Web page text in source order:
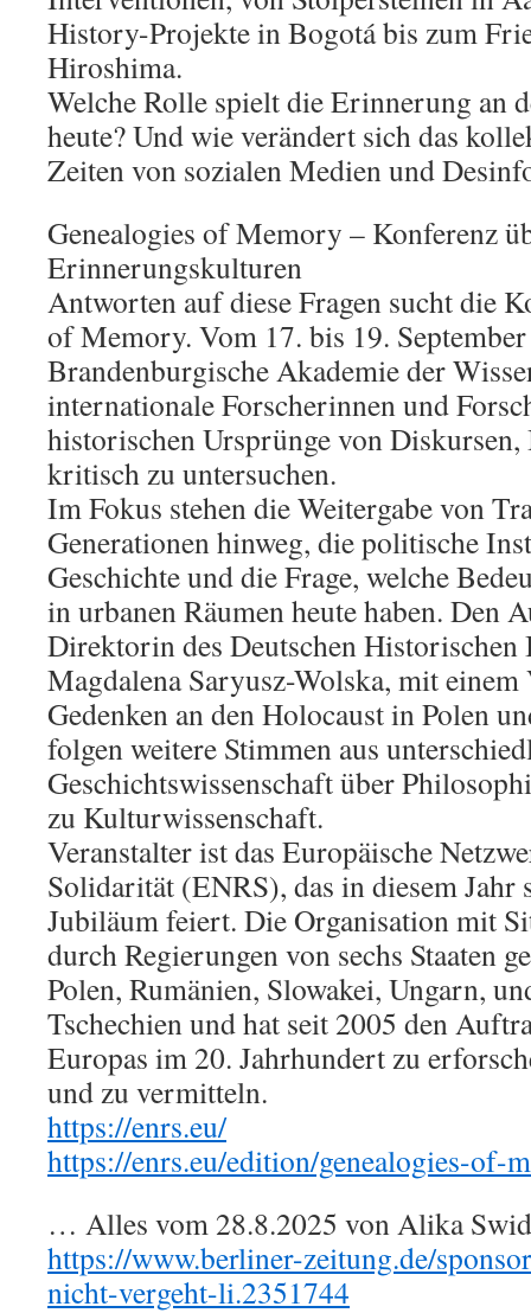
History-Projekte in Bogotá bis zum
Hiroshima.
Welche Rolle spielt die Erinnerung an
heute? Und wie verändert sich das
Zeiten von sozialen Medien und
Genealogies of Memory – Konferenz
Erinnerungskulturen
Antworten auf diese Fragen sucht die
of Memory. Vom 17. bis 19.
Brandenburgische Akademie der
internationale Forscherinnen und
historischen Ursprünge von Diskursen,
kritisch zu untersuchen.
Im Fokus stehen die Weitergabe von
Generationen hinweg, die politische
Geschichte und die Frage, welche
in urbanen Räumen heute haben. Den
Direktorin des Deutschen Historischen
Magdalena Saryusz-Wolska, mit einem
Gedenken an den Holocaust in Polen
folgen weitere Stimmen aus
Geschichtswissenschaft über
zu Kulturwissenschaft.
Veranstalter ist das Europäische
Solidarität (ENRS), das in diesem Jahr
Jubiläum feiert. Die Organisation mit
durch Regierungen von sechs Staaten
Polen, Rumänien, Slowakei, Ungarn,
Tschechien und hat seit 2005 den
Europas im 20. Jahrhundert zu
und zu vermitteln.
https://enrs.eu/
https://enrs.eu/edition/genealogies-of-
… Alles vom 28.8.2025 von Alika
https://www.berliner-zeitung.de/
nicht-vergeht-li.2351744